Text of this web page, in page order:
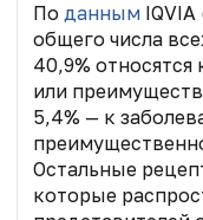
По даннымIQVIA
общего числа
40,9%
или
5,4% — к
Остальные
которые